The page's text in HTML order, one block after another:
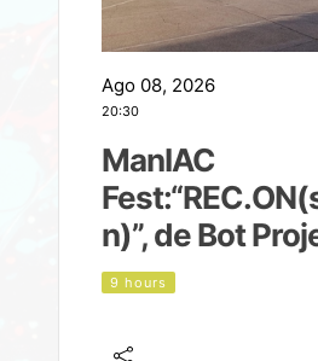
Ago 08, 2026
20:30
ManIAC
n)”, de Bot
9 hours